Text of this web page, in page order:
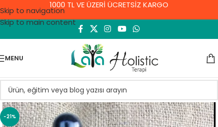
Skip to navigation
Skip to main content
1000 TL VE ÜZERİ ÜCRETSİZ KARGO
MENU
-21%